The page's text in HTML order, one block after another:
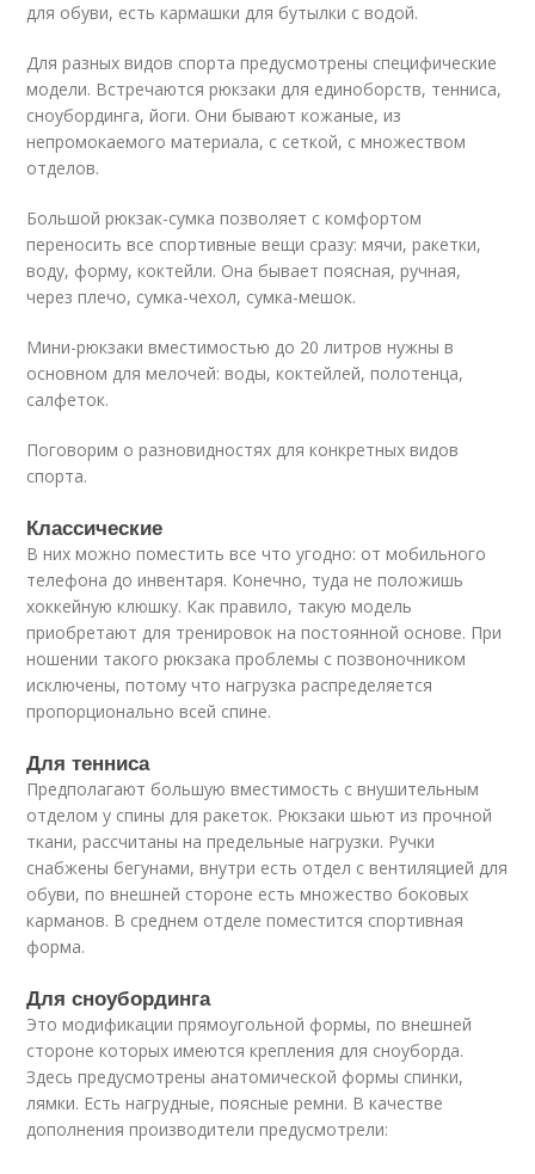
для обуви, есть кармашки для бутылки с водой.
Для разных видов спорта предусмотрены специфические
модели. Встречаются рюкзаки для единоборств, тенниса,
сноубординга, йоги. Они бывают кожаные, из
непромокаемого материала, с сеткой, с множеством
отделов.
Большой рюкзак-сумка позволяет с комфортом
переносить все спортивные вещи сразу: мячи, ракетки,
воду, форму, коктейли. Она бывает поясная, ручная,
через плечо, сумка-чехол, сумка-мешок.
Мини-рюкзаки вместимостью до 20 литров нужны в
основном для мелочей: воды, коктейлей, полотенца,
салфеток.
Поговорим о разновидностях для конкретных видов
спорта.
Классические
В них можно поместить все что угодно: от мобильного
телефона до инвентаря. Конечно, туда не положишь
хоккейную клюшку. Как правило, такую модель
приобретают для тренировок на постоянной основе. При
ношении такого рюкзака проблемы с позвоночником
исключены, потому что нагрузка распределяется
пропорционально всей спине.
Для тенниса
Предполагают большую вместимость с внушительным
отделом у спины для ракеток. Рюкзаки шьют из прочной
ткани, рассчитаны на предельные нагрузки. Ручки
снабжены бегунами, внутри есть отдел с вентиляцией для
обуви, по внешней стороне есть множество боковых
карманов. В среднем отделе поместится спортивная
форма.
Для сноубординга
Это модификации прямоугольной формы, по внешней
стороне которых имеются крепления для сноуборда.
Здесь предусмотрены анатомической формы спинки,
лямки. Есть нагрудные, поясные ремни. В качестве
дополнения производители предусмотрели: